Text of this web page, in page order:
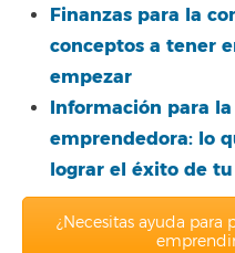
Finanzas para la
conceptos a tener
empezar
Información para
emprendedora: lo
lograr el éxito de
¿Necesitas ayuda